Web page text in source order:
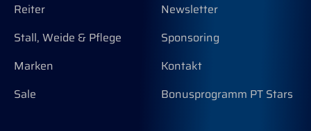
Reiter
Stall, Weide & Pflege
Marken
Sale
Newsletter
Sponsoring
Kontakt
Bonusprogramm PT Stars